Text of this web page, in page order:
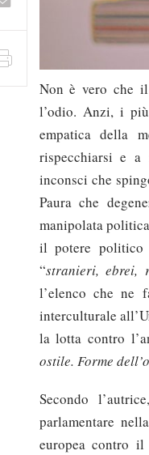
Non è vero che
l’odio. Anzi, i
empatica della
rispecchiarsi e a
inconsci che
Paura che
manipolata
il potere politico
“stranieri, ebrei,
l’elenco che ne
interculturale
la lotta contro
ostile. Forme
Secondo
parlamentare
europea contro il